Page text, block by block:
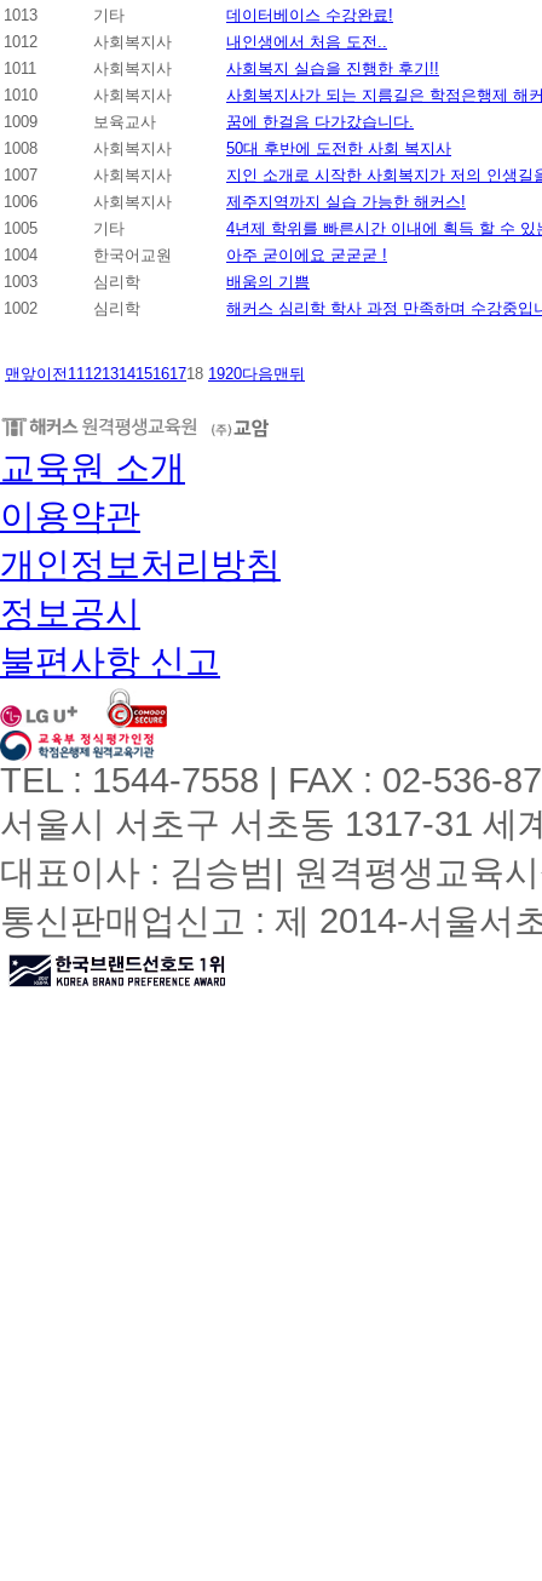
1013
기타
데이터베이스 수강완료!
1012
사회복지사
내인생에서 처음 도전..
1011
사회복지사
사회복지 실습을 진행한 후기!!
1010
사회복지사
사회복지사가 되는 지름길은 학점은행제 해
1009
보육교사
꿈에 한걸음 다가갔습니다.
1008
사회복지사
50대 후반에 도전한 사회 복지사
1007
사회복지사
지인 소개로 시작한 사회복지가 저의 인생길
1006
사회복지사
제주지역까지 실습 가능한 해커스!
1005
기타
4년제 학위를 빠른시간 이내에 획득 할 수 있
1004
한국어교원
아주 굳이에요 굳굳굳 !
1003
심리학
배움의 기쁨
1002
심리학 해커스 심리학 학사 과정 만족하며 수강중입
맨앞이전 1112131415161718 1920다음맨뒤
교육원 소개
이용약관
개인정보처리방침
정보공시
불편사항 신고
TEL : 1544-7558 | FAX : 02-536-
서울시 서초구 서초동 1317-31 세
대표이사 : 김승범| 원격평생교육
통신판매업신고 : 제 2014-서울서